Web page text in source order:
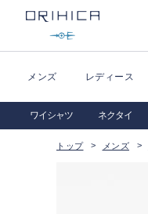
メンズ レディース
ワイシャツ ネクタイ
トップ メンズ